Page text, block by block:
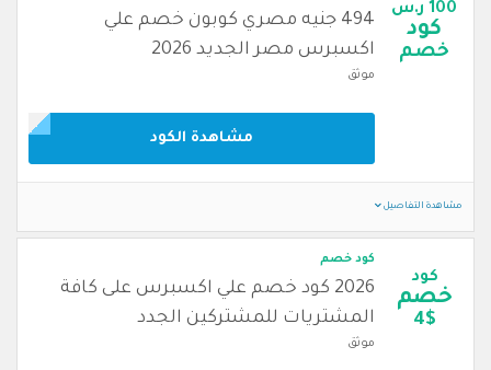
100 ر.س
كود
خصم
494 جنيه مصري كوبون خصم علي
اكسبرس مصر الجديد 2026
موثق
مشاهدة الكود
مشاهدة التفاصيل
كود
خصم
4$
كود خصم
2026 كود خصم علي اكسبرس على كافة
المشتريات للمشتركين الجدد
موثق